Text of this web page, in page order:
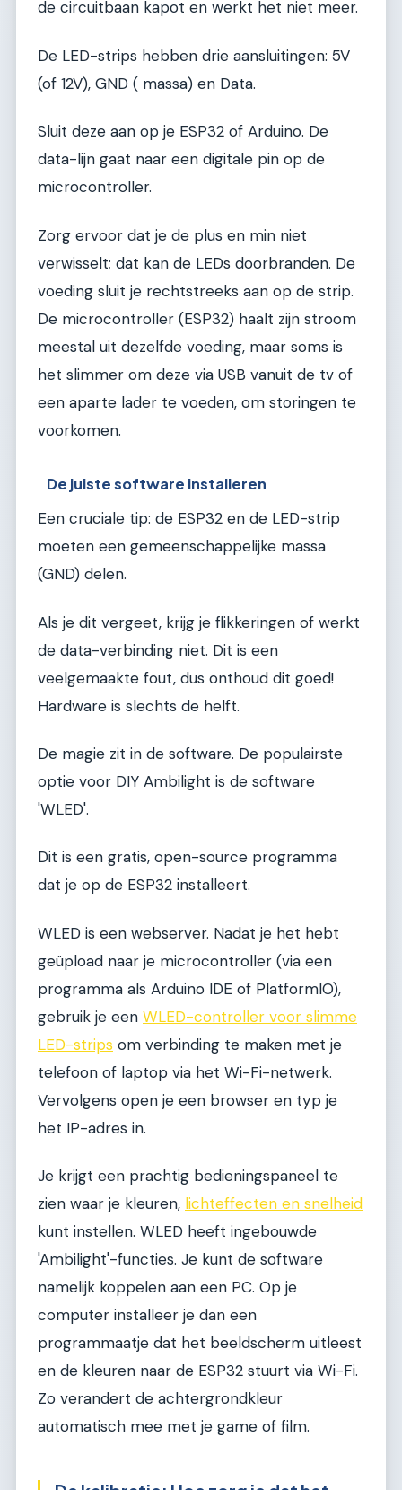
de circuitbaan kapot en werkt het niet meer.
De LED-strips hebben drie aansluitingen: 5V
(of 12V), GND ( massa) en Data.
Sluit deze aan op je ESP32 of Arduino. De
data-lijn gaat naar een digitale pin op de
microcontroller.
Zorg ervoor dat je de plus en min niet
verwisselt; dat kan de LEDs doorbranden. De
voeding sluit je rechtstreeks aan op de strip.
De microcontroller (ESP32) haalt zijn stroom
meestal uit dezelfde voeding, maar soms is
het slimmer om deze via USB vanuit de tv of
een aparte lader te voeden, om storingen te
voorkomen.
De juiste software installeren
Een cruciale tip: de ESP32 en de LED-strip
moeten een gemeenschappelijke massa
(GND) delen.
Als je dit vergeet, krijg je flikkeringen of werkt
de data-verbinding niet. Dit is een
veelgemaakte fout, dus onthoud dit goed!
Hardware is slechts de helft.
De magie zit in de software. De populairste
optie voor DIY Ambilight is de software
'WLED'.
Dit is een gratis, open-source programma
dat je op de ESP32 installeert.
WLED is een webserver. Nadat je het hebt
geüpload naar je microcontroller (via een
programma als Arduino IDE of PlatformIO),
gebruik je een WLED-controller voor slimme
LED-strips om verbinding te maken met je
telefoon of laptop via het Wi-Fi-netwerk.
Vervolgens open je een browser en typ je
het IP-adres in.
Je krijgt een prachtig bedieningspaneel te
zien waar je kleuren, lichteffecten en snelheid
kunt instellen. WLED heeft ingebouwde
'Ambilight'-functies. Je kunt de software
namelijk koppelen aan een PC. Op je
computer installeer je dan een
programmaatje dat het beeldscherm uitleest
en de kleuren naar de ESP32 stuurt via Wi-Fi.
Zo verandert de achtergrondkleur
automatisch mee met je game of film.